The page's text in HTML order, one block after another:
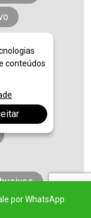
por WhatsApp
conteúdos